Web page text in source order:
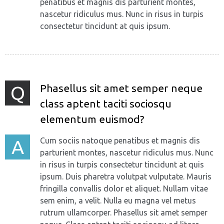
penatibus et magnis dis parturient montes,
nascetur ridiculus mus. Nunc in risus in turpis
consectetur tincidunt at quis ipsum.
Q
Phasellus sit amet semper neque
сlass aptent taciti sociosqu
elementum euismod?
A
Cum sociis natoque penatibus et magnis dis
parturient montes, nascetur ridiculus mus. Nunc
in risus in turpis consectetur tincidunt at quis
ipsum. Duis pharetra volutpat vulputate. Mauris
fringilla convallis dolor et aliquet. Nullam vitae
sem enim, a velit. Nulla eu magna vel metus
rutrum ullamcorper. Phasellus sit amet semper